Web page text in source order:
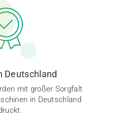
Deutschland
mit großer Sorgfalt
in Deutschland